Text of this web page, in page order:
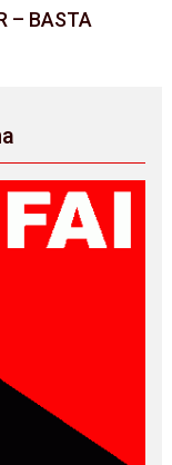
– BASTA